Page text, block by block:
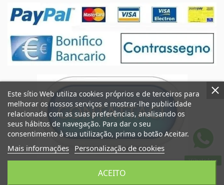
WhatsApp
Este sítio Web utiliza cookies próprios e de terceiros para
melhorar os nossos serviços e mostrar-lhe publicidade
relacionada com as suas preferências, analisando os
seus hábitos de navegação. Para dar o seu
consentimento à sua utilização, prima o botão Aceitar.
Mais informações Personalização de cookies
ACEITO